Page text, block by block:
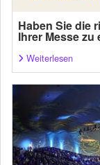
Haben Sie die
Ihrer Messe zu
Weiterlesen